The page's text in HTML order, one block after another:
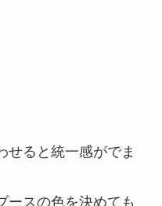
せると統一感がでま
ースの色を決めても